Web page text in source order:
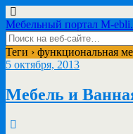
Мебельный портал M-
Теги › функциональная
5 октября, 2013
Мебель и